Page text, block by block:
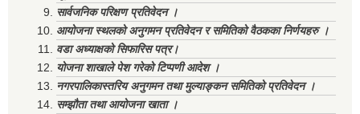
सार्वजनिक परिक्षण प्रतिवेदन ।
आयोजना स्थलको अनुगमन प्रतिवेदन र समितिको वैठकका निर्णयहरु ।
वडा अध्याक्षको सिफारिस पत्र।
योजना शाखाले पेश गरेको टिप्पणी आदेश ।
नगरपालिकास्तरिय अनुगमन तथा मुल्याङ्कन समितिको प्रतिवेदन ।
सम्झौता तथा आयोजना खाता ।